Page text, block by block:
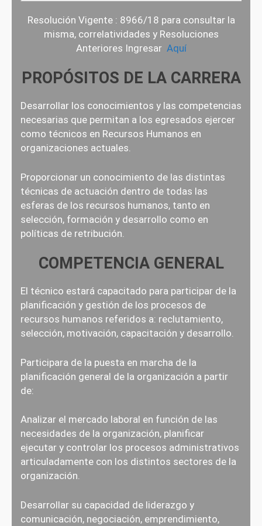
Resolución Vigente : 8966/18 para consultar la
misma, correlatividades y Resoluciones
Anteriores Ingresar Aquí
PROPÓSITOS DE LA CARRERA
Desarrollar los conocimientos y las competencias
necesarias que permitan a los egresados ​​ejercer
como técnicos en Recursos Humanos en
organizaciones actuales.
Proporcionar un conocimiento de las distintas
técnicas de actuación dentro de todas las
esferas de los recursos humanos, tanto en
selección, formación y desarrollo como en
políticas de retribución.
COMPETENCIA GENERAL
El técnico estará capacitado para participar de la
planificación y gestión de los procesos de
recursos humanos referidos a: reclutamiento,
selección, motivación, capacitación y desarrollo.
Participara de la puesta en marcha de la
planificación general de la organización a partir
de:
Analizar el mercado laboral en función de las
necesidades de la organización, planificar
ejecutar y controlar los procesos administrativos
articuladamente con los distintos sectores de la
organización.
Desarrollar su capacidad de liderazgo y
comunicación, negociación, emprendimiento,